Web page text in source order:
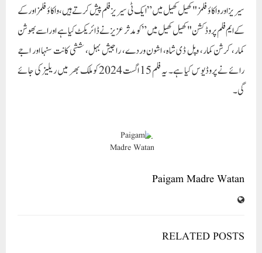
سیریز اور واکاؤ فلمز "کھیل کھیل میں” ایک ٹی سیریز فلم پیش کرتے ہیں، واکاؤ فلمز اور کے
کے ایم فلم پروڈکشن "کھیل کھیل میں” کو مدثر عزیز نے ڈائریکٹ کیا ہے اور اسے بھوشن
کمار، کرشن کمار، وپل ڈی شاہ، اشون وردے، راجیش بہل، ششی کانت سنہا اور اجے
رائے نے پروڈیوس کیا ہے۔ یہ فلم 15 اگست 2024 کو ملک بھر میں ریلیز کی جائے
گی۔
Paigam Madre Watan
RELATED POSTS